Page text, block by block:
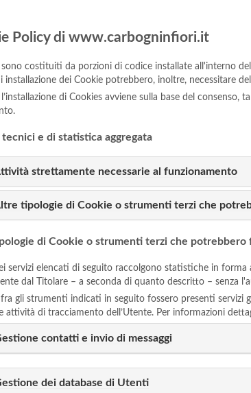
Policy di www.carbogninfiori.it
sono costituiti da porzioni di codice installate all'interno
installazione dei Cookie potrebbero, inoltre, necessitare
di Cookies avviene sulla base del
e di statistica aggregata
strettamente necessarie al funzionamento
tipologie di Cookie o strumenti terzi che
di Cookie o strumenti terzi che potrebbero
servizi elencati di seguito raccolgono statistiche in
dal Titolare – a seconda di quanto descritto – senza
gli strumenti indicati in seguito fossero presenti servizi
attività di tracciamento dell’Utente. Per informazioni
contatti e invio di messaggi
dei database di Utenti